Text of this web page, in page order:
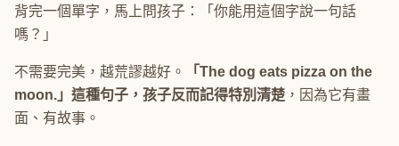
背完一個單字，馬上問孩子：「你能用這個字說一句話
嗎？」
不需要完美，越荒謬越好。
「The dog eats pizza on the
moon.」這種句子，孩子反而記得特別清楚 ，因為它有畫
面、有故事。